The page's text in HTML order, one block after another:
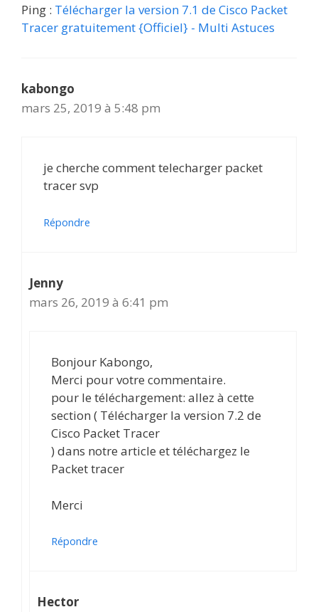
Ping : Télécharger la version 7.1 de Cisco Packet
Tracer gratuitement {Officiel} - Multi Astuces
kabongo
mars 25, 2019 à 5:48 pm
je cherche comment telecharger packet
tracer svp
Répondre
Jenny
mars 26, 2019 à 6:41 pm
Bonjour Kabongo,
Merci pour votre commentaire.
pour le téléchargement: allez à cette
section ( Télécharger la version 7.2 de
Cisco Packet Tracer
) dans notre article et téléchargez le
Packet tracer
Merci
Répondre
Hector